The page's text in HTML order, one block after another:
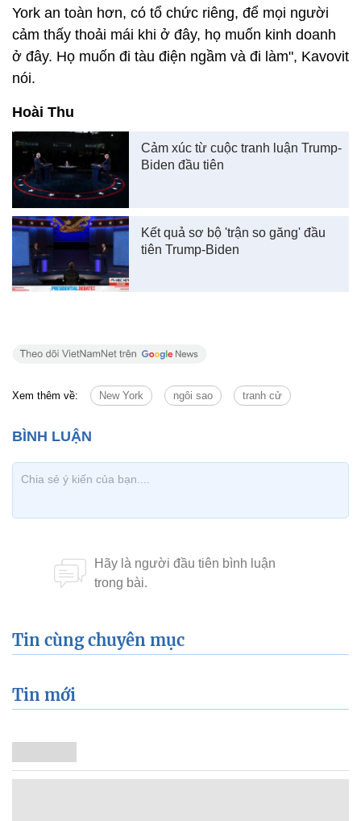
York an toàn hơn, có tổ chức riêng, để mọi người
cảm thấy thoải mái khi ở đây, họ muốn kinh doanh
ở đây. Họ muốn đi tàu điện ngầm và đi làm", Kavovit
nói.
Hoài Thu
Cảm xúc từ cuộc tranh luận Trump-
Biden đầu tiên
Kết quả sơ bộ 'trận so găng' đầu
tiên Trump-Biden
Xem thêm về: New York ngôi sao tranh cử
Tin cùng chuyên mục
Tin mới